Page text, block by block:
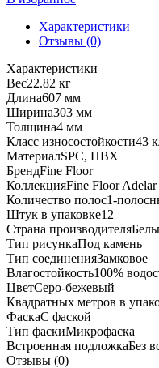
11931/400087419
Magica
Характеристики
Отзывы (0)
Характеристики
Вес22.82 кг
Длина607 мм
Ширина303 мм
Толщина4 мм
Класс износостойкости43
МатериалSPC, ПВХ
БрендFine Floor
КоллекцияFine Floor Adelar
Количество полос1-
Штук в упаковке12
Страна производителя
Тип рисункаПод камень
Тип соединенияЗамковое
Влагостойкость100%
ЦветСеро-бежевый
Квадратных метров в
ФаскаС фаской
Тип фаскиМикрофаска
Встроенная подложкаБез
Отзывы (0)